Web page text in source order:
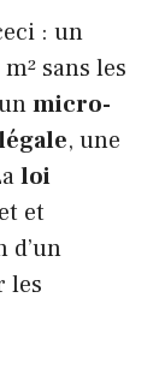
: un
sans les
micro-
, une
loi
et
d’un
les